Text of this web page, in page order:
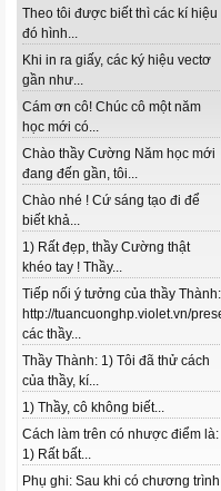
Theo tôi được biết thì các kí hiệu
đó hình...
Khi in ra giấy, các ký hiệu vectơ
gần như...
Cám ơn cô! Chúc cô một năm
học mới có...
Chào thầy Cường Năm học mới
đang đến gần, tôi...
Chào nhé ! Cứ sáng tạo đi để
biết khả...
1) Rất đẹp, thầy Cường thật
khéo tay ! Thầy...
Tiếp nối ý tưởng của thầy Thành:
http://tuancuonghp.violet.vn/
các thầy...
Thầy Thành: 1) Tôi đã thử cách
của thầy, kí...
1) Thầy, cô không biết...
Cách làm trên có nhược điểm là:
1) Rất bất...
Phụ ghi: Sau khi có chương trình